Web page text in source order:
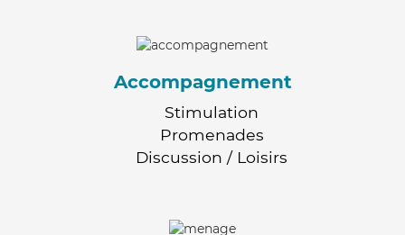
Accompagnement
Stimulation
Promenades
Discussion / Loisirs